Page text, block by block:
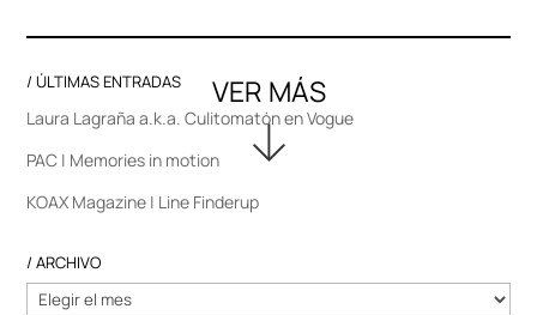
/ ÚLTIMAS ENTRADAS
Laura Lagraña a.k.a. Culitomatón en Vogue
PAC | Memories in motion
KOAX Magazine | Line Finderup
/ ARCHIVO